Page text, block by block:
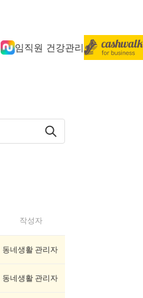
임직원 건강관리
작성자
동네생활 관리자
동네생활 관리자